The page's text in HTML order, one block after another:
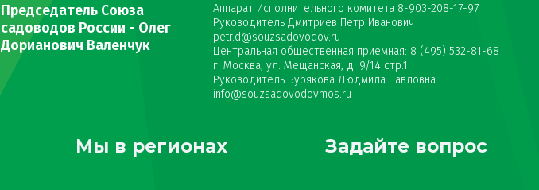
Председатель Союза
садоводов России - Олег
Дорианович Валенчук
Аппарат Исполнительного комитета 8-903-208-17-97
Руководитель Дмитриев Петр Иванович
petr.d@souzsadovodov.ru
Центральная общественная приемная: 8 (495) 532-81-68
г. Москва, ул. Мещанская, д. 9/14 стр.1
Руководитель Бурякова Людмила Павловна
info@souzsadovodovmos.ru
Мы в регионах Задайте вопрос